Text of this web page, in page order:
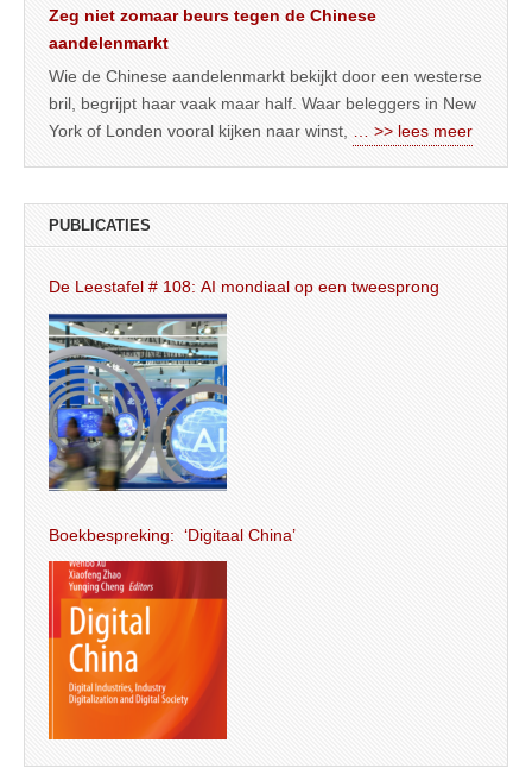
Zeg niet zomaar beurs tegen de Chinese
aandelenmarkt
Wie de Chinese aandelenmarkt bekijkt door een westerse
bril, begrijpt haar vaak maar half. Waar beleggers in New
York of Londen vooral kijken naar winst,
… >> lees meer
PUBLICATIES
De Leestafel # 108: AI mondiaal op een tweesprong
Boekbespreking: ‘Digitaal China’